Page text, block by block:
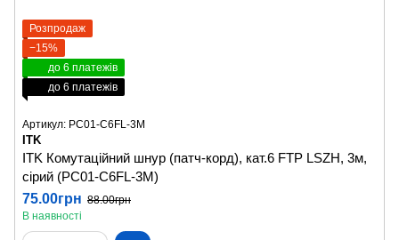
Розпродаж
−15%
до 6 платежів
до 6 платежів
Артикул: PC01-C6FL-3M
ITK
ITK Комутаційний шнур (патч-корд), кат.6 FTP LSZH, 3м,
сірий (PC01-C6FL-3M)
75.00грн 88.00грн
В наявності